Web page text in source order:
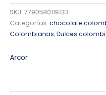
SKU: 7790580119133
Categorías: chocolate
Colombianas,Dulces
Arcor